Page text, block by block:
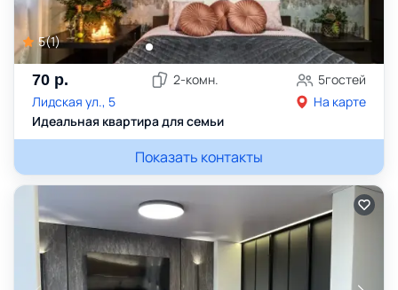
5(1)
70 р. 2-комн. 5гостей
Лидская ул., 5
На карте
Идеальная квартира для семьи
Показать контакты